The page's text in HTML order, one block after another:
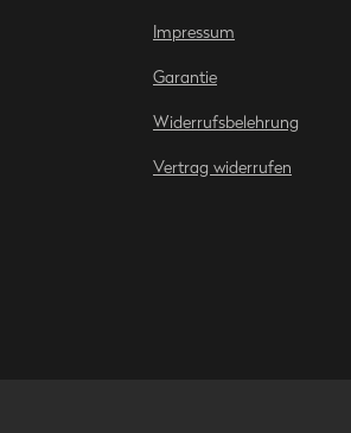
Impressum
Garantie
Widerrufsbelehrung
Vertrag widerrufen